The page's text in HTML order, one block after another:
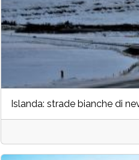
Islanda: strade bianche di